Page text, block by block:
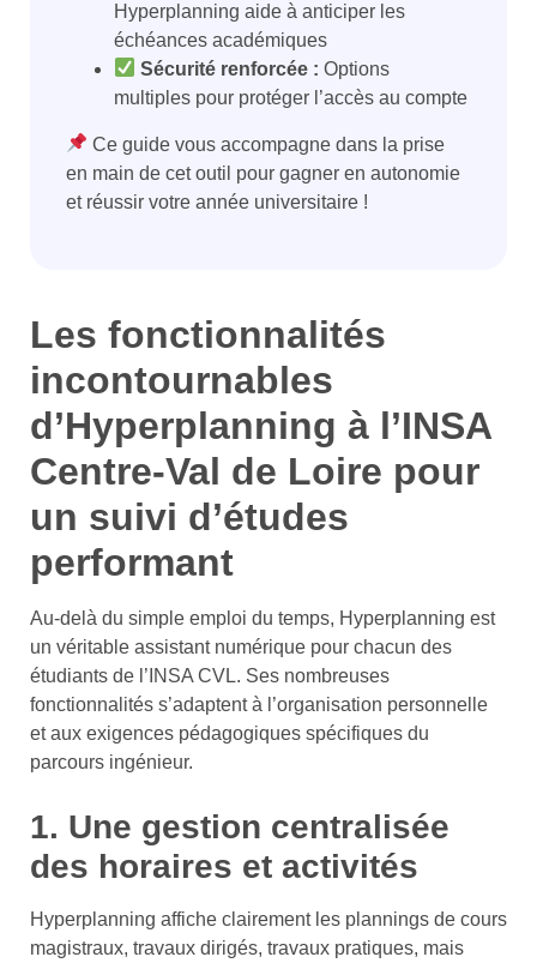
Hyperplanning aide à anticiper les
échéances académiques
Sécurité renforcée : Options
multiples pour protéger l’accès au compte
Ce guide vous accompagne dans la prise
en main de cet outil pour gagner en autonomie
et réussir votre année universitaire !
Les fonctionnalités
incontournables
d’Hyperplanning à l’INSA
Centre-Val de Loire pour
un suivi d’études
performant
Au-delà du simple emploi du temps, Hyperplanning est
un véritable assistant numérique pour chacun des
étudiants de l’INSA CVL. Ses nombreuses
fonctionnalités s’adaptent à l’organisation personnelle
et aux exigences pédagogiques spécifiques du
parcours ingénieur.
1. Une gestion centralisée
des horaires et activités
Hyperplanning affiche clairement les plannings de cours
magistraux, travaux dirigés, travaux pratiques, mais